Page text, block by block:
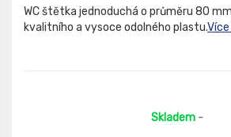
WC štětka jednoduchá o průměru 80
kvalitního a vysoce odolného plastu.
Skladem -